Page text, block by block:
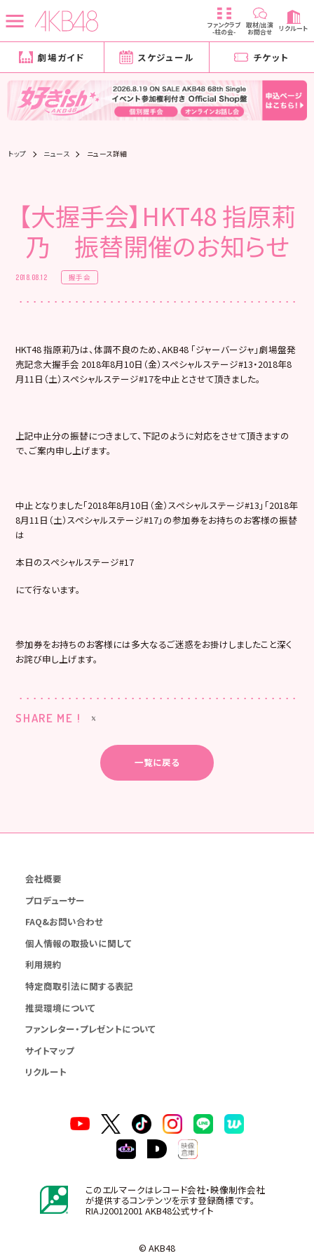
ファンクラブ
-柱の会-
取材/出演
お問合せ リクルート
劇場ガイド スケジュール チケット
トップ ニュース ニュース詳細
【大握手会】HKT48 指原莉
乃 振替開催のお知らせ
2018.08.12 握手会
HKT48 指原莉乃は、体調不良のため、AKB48 「ジャーバージャ」劇場盤発
売記念大握手会 2018年8月10日（金）スペシャルステージ#13・2018年8
月11日（土）スペシャルステージ#17を中止とさせて頂きました。
上記中止分の振替につきまして、下記のように対応をさせて頂きますの
で、ご案内申し上げます。
中止となりました「2018年8月10日（金）スペシャルステージ#13」「2018年
8月11日（土）スペシャルステージ#17」の参加券をお持ちのお客様の振替
は
本日のスペシャルステージ#17
にて行ないます。
参加券をお持ちのお客様には多大なるご迷惑をお掛けしましたこと深く
お詫び申し上げます。
SHARE ME !
一覧に戻る
会社概要
プロデューサー
FAQ&お問い合わせ
個人情報の取扱いに関して
利用規約
特定商取引法に関する表記
推奨環境について
ファンレター・プレゼントについて
サイトマップ
リクルート
このエルマークはレコード会社・映像制作会社
が提供するコンテンツを示す登録商標です。
RIAJ20012001 AKB48公式サイト
© AKB48